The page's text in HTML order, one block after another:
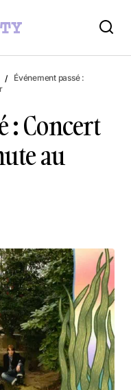
Événement passé :
: Concert
au